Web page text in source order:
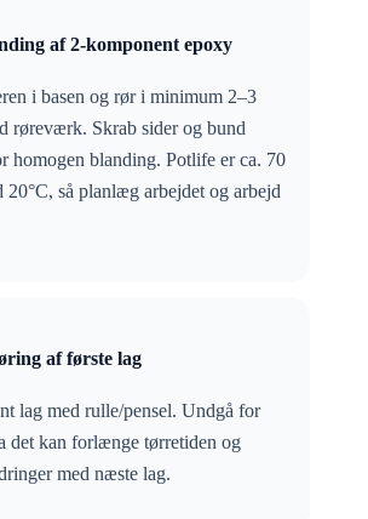
af 2-komponent epoxy
i basen og rør i minimum 2–3
røreværk. Skrab sider og bund
homogen blanding. Potlife er ca. 70
20°C, så planlæg arbejdet og arbejd
af første lag
lag med rulle/pensel. Undgå for
det kan forlænge tørretiden og
med næste lag.